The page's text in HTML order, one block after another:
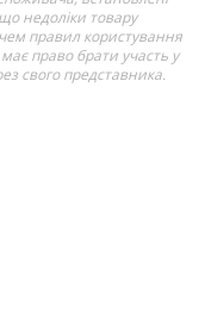
недоліки товару
правил користування
право брати участь у
свого представника.